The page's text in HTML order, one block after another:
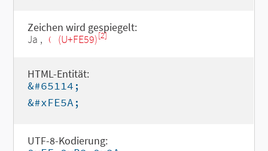
Zeichen wird gespiegelt:
Ja , ﹙ (U+FE59)[2]
HTML-Entität:
&#65114;
&#xFE5A;
UTF-8-Kodierung: